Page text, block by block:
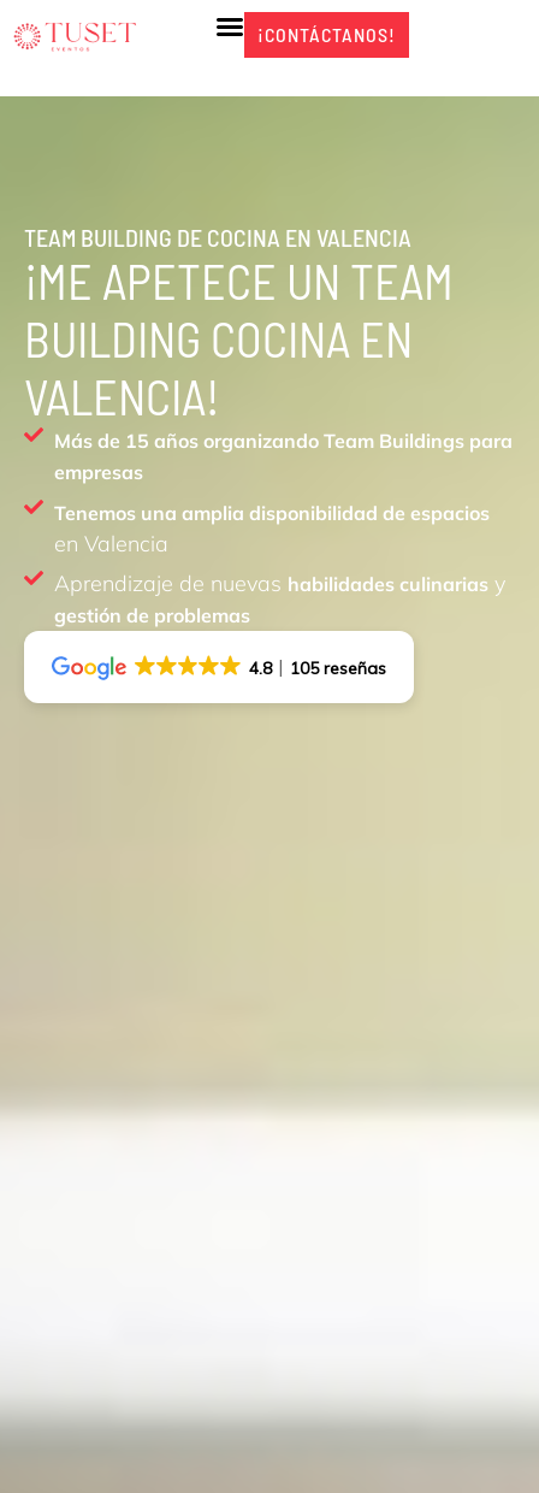
¡CONTÁCTANOS!
¡CONTÁCTANOS!
TEAM BUILDING DE COCINA EN VALENCIA
¡ME APETECE UN TEAM
BUILDING COCINA EN
VALENCIA!
Más de 15 años organizando Team Buildings para
empresas
Tenemos una amplia disponibilidad de espacios
en Valencia
Aprendizaje de nuevas habilidades culinarias y
gestión de problemas
4.8 105 reseñas